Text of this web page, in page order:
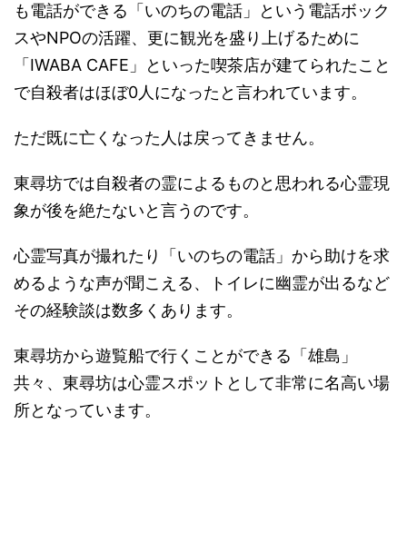
も電話ができる「いのちの電話」という電話ボック
スやNPOの活躍、更に観光を盛り上げるために
「IWABA CAFE」といった喫茶店が建てられたこと
で自殺者はほぼ0人になったと言われています。
ただ既に亡くなった人は戻ってきません。
東尋坊では自殺者の霊によるものと思われる心霊現
象が後を絶たないと言うのです。
心霊写真が撮れたり「いのちの電話」から助けを求
めるような声が聞こえる、トイレに幽霊が出るなど
その経験談は数多くあります。
東尋坊から遊覧船で行くことができる「雄島」
共々、東尋坊は心霊スポットとして非常に名高い場
所となっています。